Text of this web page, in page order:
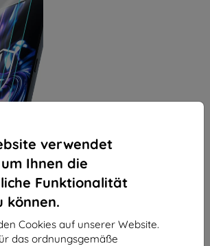
verwendet
Ihnen die
Funktionalität
können.
Cookies auf unserer Website.
das ordnungsgemäße
Hybrid
Surface